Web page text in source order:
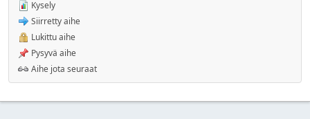
Kysely
Siirretty aihe
Lukittu aihe
Pysyvä aihe
Aihe jota seuraat